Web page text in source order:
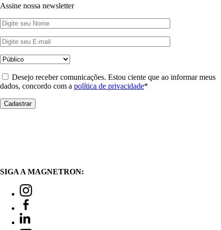
Assine nossa newsletter
Desejo receber comunicações. Estou ciente que ao informar meus
dados, concordo com a política de privacidade*
SIGA A MAGNETRON: